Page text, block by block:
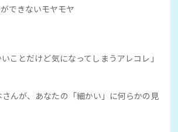
できないモヤモヤ
ことだけど気になってしまうアレコレ」
さんが、あなたの「細かい」に何らかの見